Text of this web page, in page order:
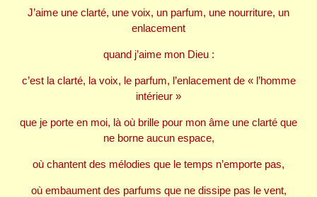
J’aime une clarté, une voix, un parfum, une nourriture, un
enlacement
quand j’aime mon Dieu :
c’est la clarté, la voix, le parfum, l’enlacement de « l’homme
intérieur »
que je porte en moi, là où brille pour mon âme une clarté que
ne borne aucun espace,
où chantent des mélodies que le temps n’emporte pas,
où embaument des parfums que ne dissipe pas le vent,